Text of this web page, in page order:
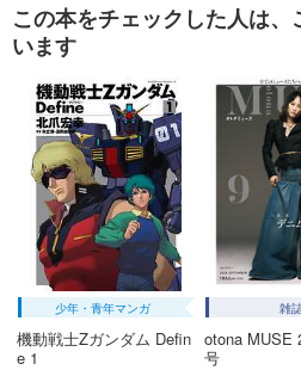
週刊東洋経済 2026/1/
880円 (税込)
あらすじを表示する
週刊東洋経済 2026/1/10
880円 (税込)
この本をチェックした人は
います
少年・青年マンガ
機動戦士Zガンダム Defin
e 1
雑
otona MUSE
号